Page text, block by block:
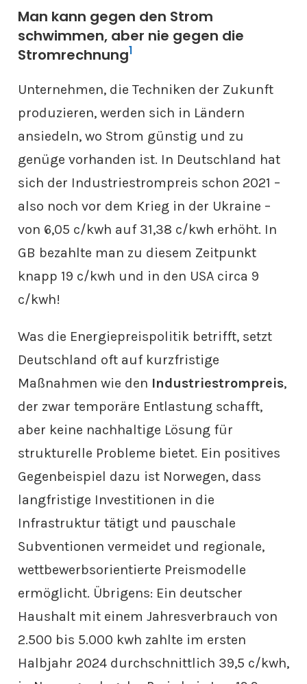
Man kann gegen den Strom
schwimmen, aber nie gegen die
Stromrechnung1
Unternehmen, die Techniken der Zukunft
produzieren, werden sich in Ländern
ansiedeln, wo Strom günstig und zu
genüge vorhanden ist. In Deutschland hat
sich der Industriestrompreis schon 2021 –
also noch vor dem Krieg in der Ukraine –
von 6,05 c/kwh auf 31,38 c/kwh erhöht. In
GB bezahlte man zu diesem Zeitpunkt
knapp 19 c/kwh und in den USA circa 9
c/kwh!
Was die Energiepreispolitik betrifft, setzt
Deutschland oft auf kurzfristige
Maßnahmen wie den Industriestrompreis,
der zwar temporäre Entlastung schafft,
aber keine nachhaltige Lösung für
strukturelle Probleme bietet. Ein positives
Gegenbeispiel dazu ist Norwegen, dass
langfristige Investitionen in die
Infrastruktur tätigt und pauschale
Subventionen vermeidet und regionale,
wettbewerbsorientierte Preismodelle
ermöglicht. Übrigens: Ein deutscher
Haushalt mit einem Jahresverbrauch von
2.500 bis 5.000 kwh zahlte im ersten
Halbjahr 2024 durchschnittlich 39,5 c/kwh,